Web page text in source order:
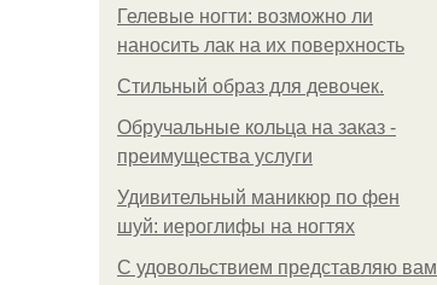
Гелевые ногти: возможно ли
наносить лак на их поверхность
Стильный образ для девочек.
Обручальные кольца на заказ -
преимущества услуги
Удивительный маникюр по фен
шуй: иероглифы на ногтях
С удовольствием представляю вам